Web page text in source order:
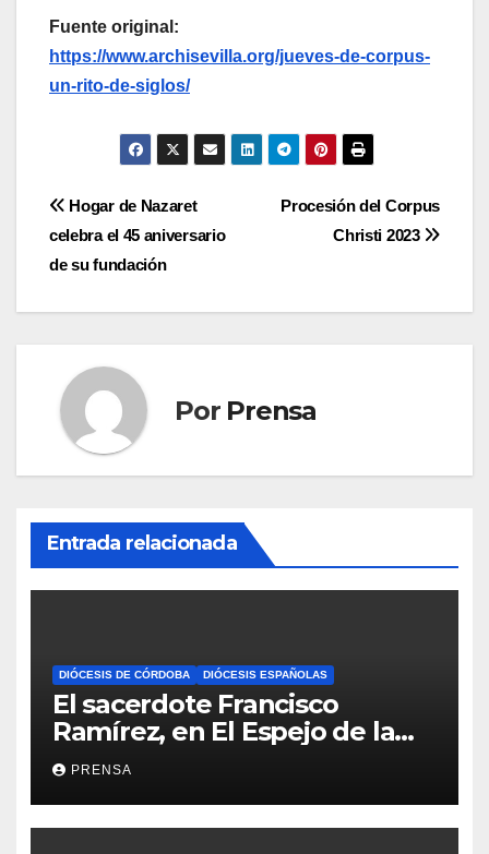
Fuente original:
https://www.archisevilla.org/jueves-de-corpus-
un-rito-de-siglos/
Navegación
de
entradas
Procesión del Corpus
Christi 2023
Hogar de Nazaret
celebra el 45 aniversario
de su fundación
Por Prensa
Entrada relacionada
DIÓCESIS DE CÓRDOBA DIÓCESIS ESPAÑOLAS
El sacerdote Francisco
Ramírez, en El Espejo de la
Iglesia
PRENSA